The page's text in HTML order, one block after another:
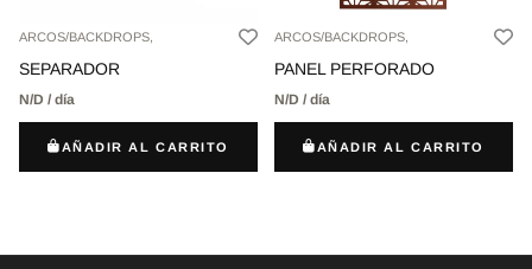
ARCOS/BACKDROPS,
SEPARADOR
N/D / día
AÑADIR AL CARRITO
ARCOS/BACKDROPS,
PANEL PERFORADO
N/D / día
AÑADIR AL CARRITO